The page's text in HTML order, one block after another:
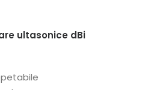
ultasonice dBi